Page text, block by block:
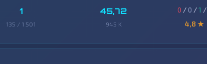
1
135 / 1 501
45,72
945 K
0 / 0 /1 /
4,8 ★